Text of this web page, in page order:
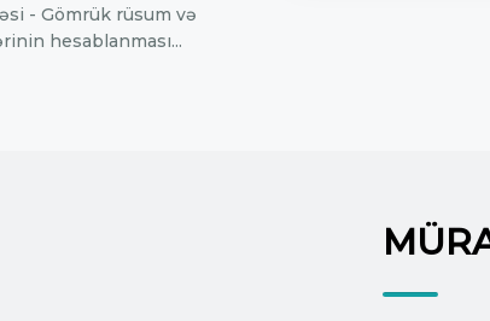
- Gömrük rüsum və
hesablanması...